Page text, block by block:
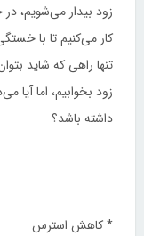
زود بیدار می‌شویم، در
کار می‌کنیم تا با
تنها راهی که شاید
زود بخوابیم، اما آیا
داشته باشد؟
* کاهش استرس